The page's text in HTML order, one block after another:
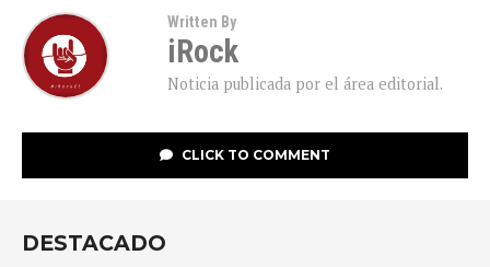
Written By
iRock
Noticia publicada por el área editorial.
CLICK TO COMMENT
DESTACADO